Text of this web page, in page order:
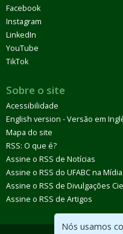
Nós usamos
Facebook
Instagram
LinkedIn
YouTube
TikTok
Sobre o site
Acessibilidade
English version - Versão em
Mapa do site
RSS: O que é?
Assine o RSS de Notícias
Assine o RSS do UFABC na Mídia
Assine o RSS de Divulgações
Assine o RSS de Artigos